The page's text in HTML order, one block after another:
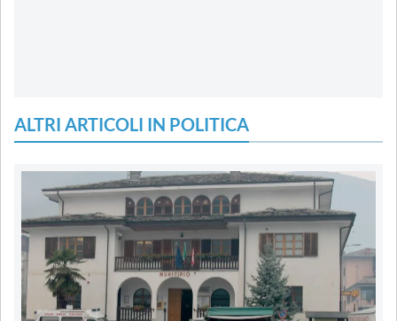
ALTRI ARTICOLI IN POLITICA